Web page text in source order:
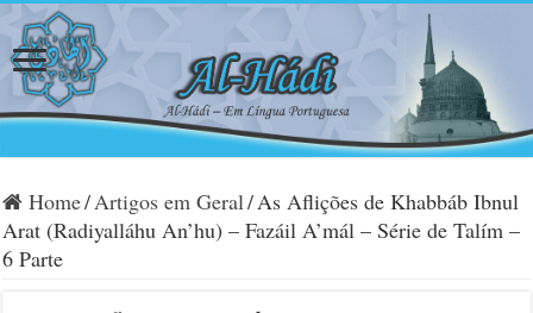
Home/Artigos em Geral/As Aflições de Khabbáb Ibnul
Arat (Radiyalláhu An’hu) – Fazáil A’mál – Série de Talím –
6 Parte